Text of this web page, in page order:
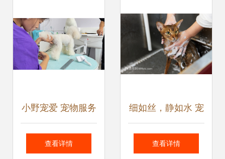
小野宠爱 宠物服务
新风尚的领航者
查看详情
细如丝，静如水 宠
物技师为猫咪沐浴
查看详情